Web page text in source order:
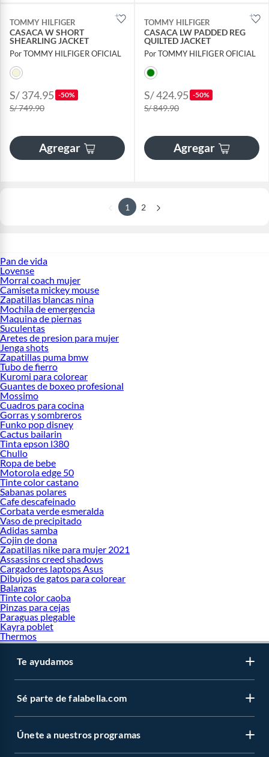
TOMMY HILFIGER
CASACA W SHORT
SHEARLING JACKET
Por TOMMY HILFIGER OFICIAL
S/ 374.95 -50%
S/ 749.90
Agregar
TOMMY HILFIGER
CASACA LW PADDED REG
QUILTED JACKET
Por TOMMY HILFIGER OFICIAL
S/ 424.95 -50%
S/ 849.90
Agregar
1 2
Pan de vida
Lovense
Morral coach mujer
Camiseta mickey mouse
Zapatillas blancas nina
Mochila de emergencia
Maquina de piernas
Suculentas
Aretes de presion para mujer
Jenga shots
Zapatillas puma bmw
Tubo de fierro
Kuromi para colorear
Guantes de boxeo profesional
Mossimo
Cuadros para cocina
Gorras y sombreros
Funko pop disney
Cactus bailarin
Tinta epson l380
Chullo
Ropa de bebe
Motorola edge 50
Tinte color castano
Sabanas polares
Cafe descafeinado
Corbata verde esmeralda
Vaso de precipitado
Adidas samba
Cojin de dona
Zapatillas nike para mujer 2021
Assassins creed shadows
Cargadores laptops Asus
Dibujos de gatos para colorear
Balanzas
Tinte color caoba
Pinzas para cejas
Paraguas plegable
Kayra poblet
Thermos
Te ayudamos
Sé parte de falabella.com
Únete a nuestros programas